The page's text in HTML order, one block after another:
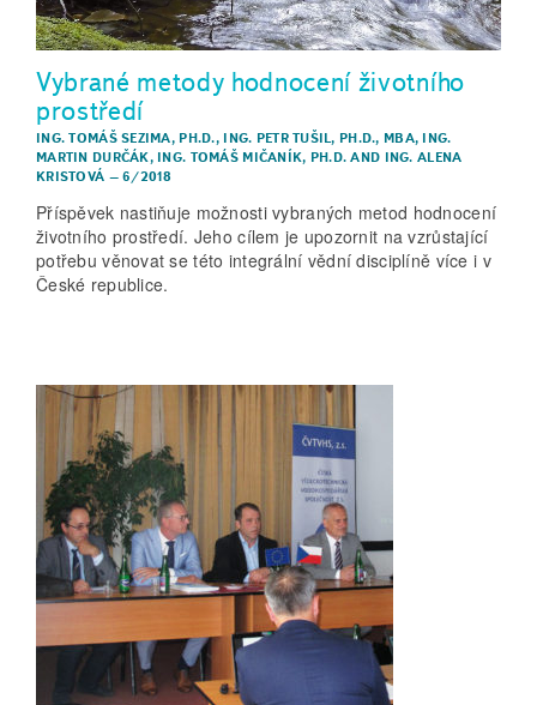
Vybrané metody hodnocení životního
prostředí
ING. TOMÁŠ SEZIMA, PH.D., ING. PETR TUŠIL, PH.D., MBA, ING.
MARTIN DURČÁK, ING. TOMÁŠ MIČANÍK, PH.D. AND ING. ALENA
KRISTOVÁ –6/2018
Příspěvek nastiňuje možnosti vybraných metod hodnocení
životního prostředí. Jeho cílem je upozornit na vzrůstající
potřebu věnovat se této integrální vědní disciplíně více i v
České republice.